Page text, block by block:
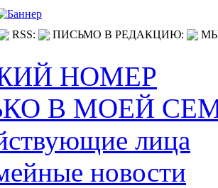
RSS: ПИСЬМО В РЕДАКЦИЮ:
НОМЕР
В МОЕЙ
лица
новости